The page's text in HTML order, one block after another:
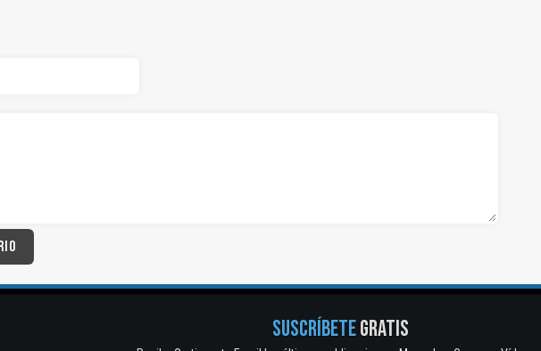
SUSCRÍBETEGRATIS